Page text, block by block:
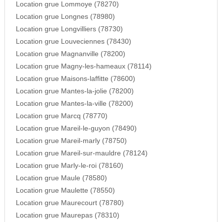
Location grue Lommoye (78270)
Location grue Longnes (78980)
Location grue Longvilliers (78730)
Location grue Louveciennes (78430)
Location grue Magnanville (78200)
Location grue Magny-les-hameaux (78114)
Location grue Maisons-laffitte (78600)
Location grue Mantes-la-jolie (78200)
Location grue Mantes-la-ville (78200)
Location grue Marcq (78770)
Location grue Mareil-le-guyon (78490)
Location grue Mareil-marly (78750)
Location grue Mareil-sur-mauldre (78124)
Location grue Marly-le-roi (78160)
Location grue Maule (78580)
Location grue Maulette (78550)
Location grue Maurecourt (78780)
Location grue Maurepas (78310)